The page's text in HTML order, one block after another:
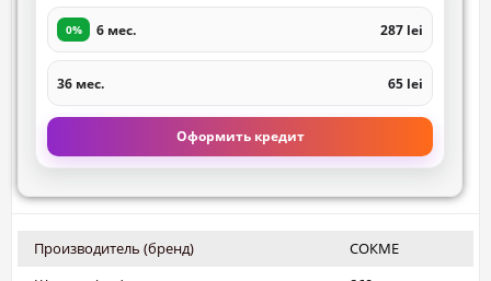
0% 6 мес. 287 lei
36 мес. 65 lei
Оформить кредит
Производитель (бренд)
СОКМЕ